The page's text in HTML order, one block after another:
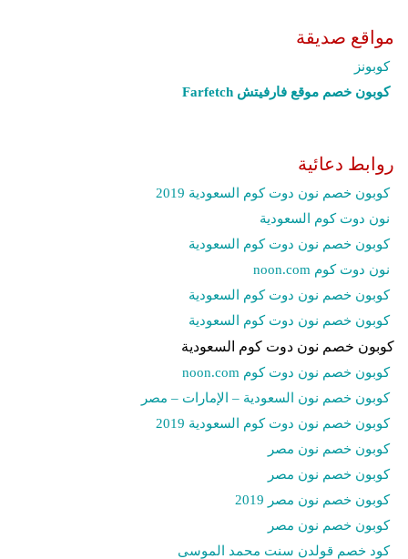
مواقع صديقة
كوبونز
كوبون خصم موقع فارفيتش Farfetch‎
روابط دعائية
كوبون خصم نون دوت كوم السعودية 2019
نون دوت كوم السعودية
كوبون خصم نون دوت كوم السعودية
نون دوت كوم noon.com
كوبون خصم نون دوت كوم السعودية
كوبون خصم نون دوت كوم السعودية
كوبون خصم نون دوت كوم السعودية
كوبون خصم نون دوت كوم noon.com
كوبون خصم نون السعودية – الإمارات – مصر
كوبون خصم نون دوت كوم السعودية 2019
كوبون خصم نون مصر
كوبون خصم نون مصر
كوبون خصم نون مصر 2019
كوبون خصم نون مصر
كود خصم قولدن سنت محمد الموسى